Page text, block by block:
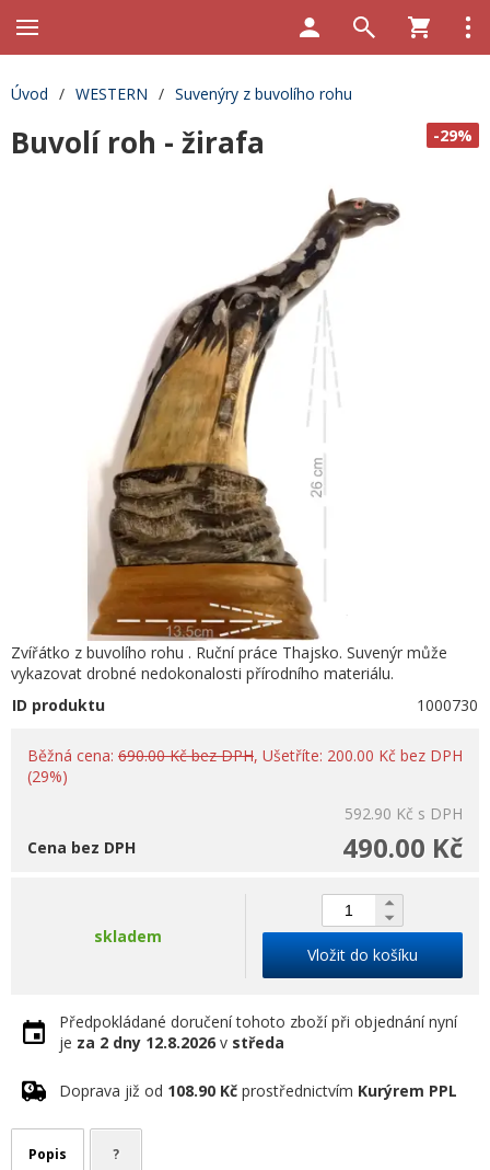
Úvod / WESTERN / Suvenýry z buvolího rohu
-29%
Buvolí roh - žirafa
Zvířátko z buvolího rohu . Ruční práce Thajsko. Suvenýr může
vykazovat drobné nedokonalosti přírodního materiálu.
ID produktu
1000730
Běžná cena: 690.00 Kč bez DPH, Ušetříte: 200.00 Kč bez DPH
(29%)
592.90 Kč s DPH
490.00 Kč
Cena bez DPH
skladem
Vložit do košíku
Předpokládané doručení tohoto zboží při objednání nyní
je za 2 dny 12.8.2026 v středa
Doprava již od 108.90 Kč prostřednictvím Kurýrem PPL
Popis ?